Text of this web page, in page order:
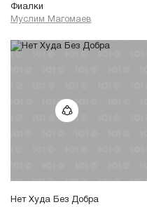
Фиалки
Муслим Магомаев
Нет Худа Без Добра